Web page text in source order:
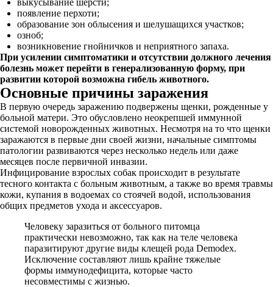
выкусывание шерсти;
появление перхоти;
образование зон облысения и шелушащихся участков;
озноб;
возникновение гнойничков и неприятного запаха.
При усилении симптоматики и отсутствии должного лечения
болезнь может перейти в генерализованную форму, при
развитии которой возможна гибель животного.
Основные причины заражения
В первую очередь заражению подвержены щенки, рожденные у
больной матери. Это обусловлено неокрепшей иммунной
системой новорожденных животных. Несмотря на то что щенки
заражаются в первые дни своей жизни, начальные симптомы
патологии развиваются через несколько недель или даже
месяцев после первичной инвазии.
Инфицирование взрослых собак происходит в результате
тесного контакта с больным животным, а также во время травмы
кожи, купания в водоемах со стоячей водой, использования
общих предметов ухода и аксессуаров.
Человеку заразиться от больного питомца
практически невозможно, так как на теле человека
паразитируют другие виды клещей рода Demodex.
Исключение составляют лишь крайне тяжелые
формы иммунодефицита, которые часто
несовместимы с жизнью.